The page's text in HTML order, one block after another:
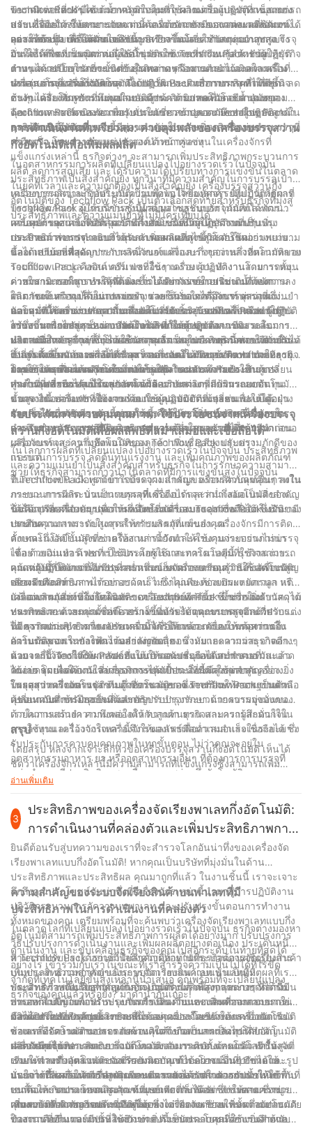
ขนาดสว่านที่ปรับได้ ด้วยการควบคุมที่ใช้งานง่าย ผู้ปฏิบัติงานสามารถ
ปรับเครื่องจักรให้เหมาะกับความต้องการเฉพาะของแต่ละผลิตภัณฑ์ได้
อย่างรวดเร็ว เพื่อให้มั่นใจถึงประสิทธิภาพและความแม่นยำสูงสุด
พารามิเตอร์ต่างๆ เช่น น้ำหนักการบรรจุ ความเร็ว และการหมุนของ
สว่านได้อย่างง่ายดาย นอกจากนี้ เครื่องจักรยังมีจอแสดงผลที่ชัดเจน
และให้ข้อมูล ซึ่งให้ผลตอบรับแบบเรียลไทม์เกี่ยวกับกระบวนการบรรจุ
อินเทอร์เฟซที่เป็นมิตรต่อผู้ใช้นี้ช่วยลดช่วงการเรียนรู้สำหรับผู้ปฏิบัติ
งาน และลดโอกาสที่จะเกิดข้อผิดพลาดหรือการคำนวณผิดพลาดใน
ระหว่างกระบวนการบรรจุ
Techflow Pack มีความภาคภูมิใจในการผลิตเครื่องบรรจุที่แข็งแกร่ง
และเชื่อถือได้ ซึ่งสามารถทนต่อความต้องการของสภาพแวดล้อมทาง
อุตสาหกรรม เครื่องจักรเหล่านี้ถูกสร้างขึ้นโดยใช้วัสดุคุณภาพสูง จึง
มั่นใจได้ถึงความทนทานและอายุการใช้งานที่ยาวนาน ด้วยข้อ
กำหนดการบำรุงรักษาขั้นต่ำ ธุรกิจต่างๆ จึงสามารถไว้วางใจเครื่อง
บรรจุสว่านกึ่งอัตโนมัติของ Techflow Pack เพื่อการผลิตที่ไม่หยุด
ชะงัก เครื่องจักรยังรวมคุณสมบัติด้านความปลอดภัย เช่น ปุ่มหยุด
ฉุกเฉินและการ์ดนิรภัย เพื่อรับประกันความปลอดภัยของผู้ปฏิบัติงาน
และป้องกันอุบัติเหตุ
ความได้เปรียบทางการแข่งขัน:
การใช้เครื่องบรรจุสว่านกึ่งอัตโนมัติจาก Techflow Pack ช่วยให้ธุรกิจ
ต่างๆ ได้เปรียบในการแข่งขันในตลาด ความแม่นยำและความเร็วที่
นำเสนอโดยเครื่องจักรเหล่านี้แปลเป็นประสิทธิภาพการผลิตที่ดีขึ้น ลด
ต้นทุน และเพิ่มความพึงพอใจของลูกค้า ด้วยเทคโนโลยีล้ำสมัยของ
Techflow Pack และความมุ่งมั่นในการสร้างความพึงพอใจของลูกค้า
ธุรกิจต่างๆ จึงสามารถบรรลุความแม่นยำและประสิทธิภาพการบรรจุที่
เหนือกว่า โดยวางตำแหน่งตัวเองนำหน้าคู่แข่ง
เครื่องบรรจุสว่านกึ่งอัตโนมัติได้ปฏิวัติกระบวนการบรรจุ ทำให้ธุรกิจ
ต่างๆ ได้รับโซลูชันที่แม่นยำและมีประสิทธิภาพเพื่อตอบสนองความ
ต้องการการผลิตของพวกเขา ความเชี่ยวชาญของ Techflow Pack ใน
การผลิตเครื่องจักรเหล่านี้มีส่วนสำคัญในการเพิ่มความแม่นยำ
ความเร็ว และความอเนกประสงค์ ด้วยการลงทุนในเครื่องจักรที่
แข็งแกร่งเหล่านี้ ธุรกิจต่างๆ จะสามารถเพิ่มประสิทธิภาพกระบวนการ
ผลิต ลดการสูญเสีย และได้รับความได้เปรียบทางการแข่งขันในตลาด
ในยุคที่เวลาและความถูกต้องเป็นสิ่งสำคัญยิ่ง เครื่องบรรจุสว่านกึ่ง
อัตโนมัติของ Techflow Pack เป็นตัวเลือกสุดท้ายสำหรับธุรกิจที่มุ่งสู่
ประสิทธิภาพและความแม่นยำที่ไม่มีใครเทียบได้
การดำเนินงานที่เพรียวลม: ควบคุมพลังของเครื่องบรรจุสว่าน
กึ่งอัตโนมัติเพื่อเพิ่มผลผลิต
ในอุตสาหกรรมการผลิตที่เปลี่ยนแปลงไปอย่างรวดเร็วในปัจจุบัน
ประสิทธิภาพเป็นสิ่งสำคัญยิ่ง ทุกวินาทีมีความสำคัญในการบรรลุเป้า
หมายการผลิตและรับประกันความพึงพอใจของลูกค้า นั่นเป็นเหตุผลที่
Techflow Pack ผู้ให้บริการชั้นนำด้านโซลูชันบรรจุภัณฑ์ได้พัฒนา
เครื่องบรรจุสว่านกึ่งอัตโนมัติที่ล้ำสมัย ซึ่งช่วยให้ธุรกิจต่างๆ เพิ่ม
ประสิทธิภาพการดำเนินงานและเพิ่มผลผลิตไปสู่ระดับใหม่
เครื่องบรรจุสว่านกึ่งอัตโนมัติเป็นเทคโนโลยีมหัศจรรย์ที่ปฏิวัติวิธีการ
บรรจุผลิตภัณฑ์ อุปกรณ์ขั้นสูงนี้ผสมผสานระบบอัตโนมัติและการ
ควบคุมด้วยตนเองที่ดีที่สุดเข้าด้วยกัน ช่วยให้ผู้ปฏิบัติงานปรับปรุง
กระบวนการบรรจุและบรรลุระดับผลผลิตที่สูงขึ้นโดยใช้ความพยายาม
และเวลาน้อยที่สุด
แกนหลักของเครื่องบรรจุสว่านกึ่งอัตโนมัติมีกลไกสว่านที่เป็น
เอกลักษณ์ ส่วนประกอบที่ได้รับการออกแบบทางวิศวกรรมอย่างแม่นยำ
นี้ออกแบบมาเพื่อจัดการกับผลิตภัณฑ์แห้งและกึ่งของเหลวที่หลากหลาย
รวมถึงผง แกรนูล เพสต์ ครีม และอื่นๆ เครื่องเจาะทำงานโดยการหมุน
ภายในกระบอกสูบ ทำให้วัดและจ่ายผลิตภัณฑ์ในปริมาณที่ต้องการลง
ในภาชนะหรือถุงได้อย่างแม่นยำ ช่วยให้มั่นใจได้ถึงการบรรจุที่แม่นยำ
และสม่ำเสมอ ช่วยลดความเสี่ยงในการบรรจุน้อยเกินไปหรือมากเกิน
ไปซึ่งอาจนำไปสู่การเน่าเสียหรือไม่พอใจของลูกค้า
ข้อได้เปรียบที่สำคัญประการหนึ่งของเครื่องบรรจุสว่านกึ่งอัตโนมัติของ
Techflow Pack คืออินเทอร์เฟซที่ใช้งานง่าย ผู้ปฏิบัติงานสามารถตั้ง
ค่าพารามิเตอร์การบรรจุที่ต้องการได้อย่างง่ายดาย เช่น น้ำหนัก
ผลิตภัณฑ์ ความเร็วในการบรรจุ และขนาดบรรจุภัณฑ์ ผ่านแผง
ควบคุมที่ใช้งานง่าย จากนั้นซอฟต์แวร์อัจฉริยะของเครื่องจะทำให้
กระบวนการบรรจุเป็นแบบอัตโนมัติ ทำให้ผู้ปฏิบัติงานมีอิสระในการ
ทำงานที่สำคัญอื่นๆ ซึ่งช่วยลดความจำเป็นในการตรวจสอบและปรับ
เปลี่ยนด้วยตนเองอย่างต่อเนื่อง ลดความเสี่ยงของข้อผิดพลาดของ
มนุษย์ และเพิ่มผลผลิตโดยรวมให้สูงสุด
ความสามารถในการผลิตที่เพิ่มขึ้นได้รับการขยายเพิ่มเติมด้วยความ
สามารถในการเปลี่ยนแปลงอย่างรวดเร็วของเครื่องบรรจุสว่านกึ่ง
อัตโนมัติ ด้วยการปรับเปลี่ยนและเปลี่ยนชิ้นส่วนเพียงเล็กน้อย ผู้ปฏิบัติ
งานสามารถสลับระหว่างประเภทผลิตภัณฑ์ ขนาดภาชนะ และ
ปริมาณการบรรจุต่างๆ ได้อย่างรวดเร็ว ความยืดหยุ่นนี้ช่วยให้มั่นใจได้
ถึงการตั้งค่าสายการผลิตที่รวดเร็วและลดเวลาหยุดทำงาน ทำให้ธุรกิจ
สามารถตอบสนองความต้องการของตลาดและความต้องการของ
ลูกค้าที่เปลี่ยนแปลงได้อย่างรวดเร็ว
นอกจากนี้ เครื่องบรรจุสว่านกึ่งอัตโนมัติของ Techflow Pack ยังถูก
สร้างขึ้นเพื่อตอบสนองความต้องการที่เข้มงวดของสภาพแวดล้อมการ
ผลิตสมัยใหม่ สร้างขึ้นโดยใช้วัสดุคุณภาพสูงและเทคนิคทางวิศวกรรม
ขั้นสูง เครื่องจักรเหล่านี้ได้รับการออกแบบให้มีความทนทานและอายุ
การใช้งานยาวนาน ทนทานต่อการใช้งานหนัก จึงรับประกันการ
ทำงานที่เชื่อถือได้แม้ในสภาพแวดล้อมการผลิตที่มีปริมาณมาก
นอกจากนี้ เครื่องจักรยังมาพร้อมกับคุณสมบัติต่างๆ เช่น ระบบดูดฝุ่น
และกลไกการทำความสะอาดตัวเอง ทำให้การบำรุงรักษาไม่ยุ่งยาก
และรับประกันการปฏิบัติตามมาตรฐานด้านสุขอนามัยที่เข้มงวด
นอกเหนือจากความสามารถในการผลิตและประสิทธิภาพการดำเนิน
งานที่เพิ่มขึ้นแล้ว เครื่องบรรจุสว่านกึ่งอัตโนมัติของ Techflow Pack
ยังช่วยให้ธุรกิจได้เปรียบในการแข่งขันในตลาด การทำให้
กระบวนการบรรจุเป็นแบบอัตโนมัติ บริษัทต่างๆ สามารถลดต้นทุน
ค่าแรงได้อย่างมาก เนื่องจากต้องใช้ผู้ปฏิบัติงานน้อยลงเพื่อให้ได้
ผลผลิตในระดับเดียวกัน นอกจากนี้ ความสามารถของเครื่องจักรใน
การส่งมอบการบรรจุที่มีคุณภาพสูงและสม่ำเสมอช่วยเพิ่มการนำเสนอ
ผลิตภัณฑ์และความพึงพอใจของลูกค้า เพิ่มชื่อเสียงและความภักดีของ
แบรนด์
โดยสรุป เครื่องบรรจุสว่านกึ่งอัตโนมัติ Techflow Pack เป็นผู้เปลี่ยน
เกมในอุตสาหกรรมบรรจุภัณฑ์ ด้วยความสามารถด้านระบบอัตโนมัติ
ขั้นสูง อินเทอร์เฟซที่ใช้งานง่าย และคุณสมบัติที่เปลี่ยนแปลงได้อย่าง
รวดเร็ว เครื่องจักรเหล่านี้ช่วยให้ธุรกิจต่างๆ เพิ่มประสิทธิภาพการ
ดำเนินงานและบรรลุประสิทธิภาพการผลิตในระดับที่ไม่เคยมีมาก่อน
เครื่องบรรจุสว่านกึ่งอัตโนมัติของ Techflow Pack ปรับปรุง
กระบวนการบรรจุ ลดต้นทุนแรงงาน และเพิ่มคุณภาพของผลิตภัณฑ์
ช่วยให้ธุรกิจสามารถก้าวนำในตลาดที่มีการแข่งขันสูงในปัจจุบัน
รับประกันการควบคุมคุณภาพ: ใช้ประโยชน์จากเครื่องบรรจุ
สว่านกึ่งอัตโนมัติเพื่อผลลัพธ์ที่สม่ำเสมอและเชื่อถือได้
ในโลกการผลิตที่เปลี่ยนแปลงไปอย่างรวดเร็วในปัจจุบัน ประสิทธิภาพ
และความแม่นยำเป็นสิ่งสำคัญสำหรับธุรกิจในการรักษาความสามารถ
ในการแข่งขัน เมื่อพูดถึงการบรรจุผง แกรนูล หรือผลิตภัณฑ์อื่นๆ ลงใน
ภาชนะ การมีกระบวนการบรรจุที่เชื่อถือได้และสม่ำเสมอเป็นสิ่งสำคัญ
นั่นคือจุดที่เครื่องบรรจุสว่านกึ่งอัตโนมัติของ Techflow Pack เข้ามามี
บทบาท
ที่ Techflow Pack เราเข้าใจถึงความสำคัญของการควบคุมคุณภาพใน
กระบวนการผลิต นั่นเป็นเหตุผลที่เครื่องบรรจุสว่านกึ่งอัตโนมัติของเรา
ได้รับการออกแบบมาเพื่อให้ผลลัพธ์ที่สม่ำเสมอและเชื่อถือได้ ซึ่งรับ
ประกันคุณภาพระดับสูงสุดสำหรับผลิตภัณฑ์ของคุณ
ข้อได้เปรียบที่สำคัญประการหนึ่งของเครื่องบรรจุสว่านกึ่งอัตโนมัติของ
เราคือความสามารถในการให้การบรรจุที่แม่นยำ เครื่องจักรมีการติด
ตั้งเทคโนโลยีขั้นสูงที่ช่วยให้สามารถวัดและควบคุมกระบวนการบรรจุ
ได้อย่างแม่นยำ ด้วยการใช้ประโยชน์จากเทคโนโลยีนี้ ธุรกิจสามารถ
คาดหวังน้ำหนักการบรรจุที่สม่ำเสมอ ขจัดการคาดเดา และลดการสูญ
เสียผลิตภัณฑ์
ลักษณะกึ่งอัตโนมัติของเครื่องเหล่านี้ยังทำให้ใช้งานง่ายอย่างไม่น่า
เชื่อ ด้วยอินเทอร์เฟซที่เป็นมิตรต่อผู้ใช้และการควบคุมที่ใช้งานง่าย
แม้แต่ผู้ปฏิบัติงานที่ไม่มีประสบการณ์ก็สามารถเรียนรู้วิธีใช้เครื่องจักร
อย่างมีประสิทธิภาพได้อย่างรวดเร็ว ซึ่งไม่เพียงช่วยประหยัดเวลา แต่
ยังลดความเสี่ยงของข้อผิดพลาดของมนุษย์อีกด้วย ซึ่งช่วยเพิ่ม
ประสิทธิภาพและคุณภาพโดยรวมของกระบวนการบรรจุอีกด้วย
คุณสมบัติที่โดดเด่นอีกประการหนึ่งของเครื่องบรรจุสว่านกึ่งอัตโนมัติ
ของเราคือความสามารถรอบด้าน ไม่ว่าคุณจะต้องเติมผง แกรนูล หรือ
แม้แต่ผลิตภัณฑ์ที่ไม่ไหลอิสระ เครื่องจักรเหล่านี้สามารถรองรับวัสดุได้
หลากหลาย ด้วยการตั้งค่าความเร็วที่ปรับได้และขนาดสว่านที่ปรับแต่ง
ได้ ธุรกิจต่างๆ สามารถปรับเครื่องจักรให้เหมาะกับความต้องการใน
การบรรจุเฉพาะของตนได้อย่างง่ายดาย
เครื่องบรรจุสว่านกึ่งอัตโนมัติของ Techflow Pack ขึ้นชื่อในด้านความ
ทนทานและความน่าเชื่อถือ สร้างขึ้นด้วยวัสดุคุณภาพสูงและวิศวกรรม
ที่มีความแม่นยำ เครื่องจักรเหล่านี้ได้รับการออกแบบให้ทนทานต่อ
ความต้องการในการทำงานอย่างต่อเนื่อง ซึ่งหมายความว่าธุรกิจต่างๆ
สามารถไว้วางใจให้ผลลัพธ์ที่แม่นยำและเชื่อถือได้สม่ำเสมอ วันแล้ว
วันเล่า โดยไม่ต้องกังวลเรื่องการหยุดทำงานที่มีค่าใช้จ่ายสูง
นอกจากประสิทธิภาพและความน่าเชื่อถือแล้ว เครื่องบรรจุสว่านกึ่ง
อัตโนมัติของเรายังให้ความสำคัญกับสุขอนามัยและความสะอาดอีก
ด้วย เครื่องจักรได้รับการออกแบบให้ถอดประกอบและทำความสะอาด
ได้ง่าย ช่วยลดความเสี่ยงของการปนเปื้อน สิ่งนี้มีความสำคัญอย่างยิ่ง
ในอุตสาหกรรมต่างๆ เช่น อาหารและยา ซึ่งการรักษามาตรฐานด้าน
สุขอนามัยที่เข้มงวดเป็นสิ่งสำคัญ
นอกจากนี้ Techflow Pack ยังให้การสนับสนุนหลังการขายที่
ครอบคลุมเพื่อให้แน่ใจว่าธุรกิจจะได้รับประโยชน์สูงสุดจากเครื่อง
บรรจุสว่านกึ่งอัตโนมัติ ทีมผู้เชี่ยวชาญของเราพร้อมให้ความช่วยเหลือ
ด้านเทคนิค การฝึกอบรม และบริการบำรุงรักษา ด้วยความมุ่งมั่นของ
เราในการสร้างความพึงพอใจให้กับลูกค้า ธุรกิจสามารถรู้สึกมั่นใจใน
การลงทุนและไว้วางใจเครื่องจักรของเราเพื่อความสำเร็จในระยะยาว
โดยสรุป เครื่องบรรจุสว่านกึ่งอัตโนมัติของ Techflow Pack เป็นตัว
เปลี่ยนเกมสำหรับธุรกิจที่ต้องการปรับปรุงกระบวนการบรรจุของตน
ด้วยความแม่นยำ ความคล่องตัว ความทนทาน และความสะดวกใน
การใช้งาน เครื่องจักรเหล่านี้จึงให้ผลลัพธ์ที่สม่ำเสมอและเชื่อถือได้ ซึ่ง
รับประกันการควบคุมคุณภาพในทุกขั้นตอน ไม่ว่าคุณจะอยู่ใน
อุตสาหกรรมอาหาร ยา หรืออุตสาหกรรมอื่นๆ ที่ต้องการการบรรจุที่
แม่นยำและมีประสิทธิภาพ เครื่องบรรจุสว่านกึ่งอัตโนมัติของ
Techflow Pack คือโซลูชันที่คุณต้องการเพื่อปลดปล่อยประสิทธิภาพ
ในการดำเนินการผลิตของคุณ
สรุป
โดยสรุป หลังจากเจาะลึกหัวข้อเครื่องบรรจุสว่านกึ่งอัตโนมัติ เห็นได้
ชัดว่าเครื่องจักรเหล่านี้มีความสามารถที่แข็งแกร่งซึ่งสามารถเพิ่ม
ประสิทธิภาพของสายการผลิตใดๆ ได้อย่างมาก ด้วยประสบการณ์ 8 ปี
เปลี่ยนแปลงของเครื่องจักรเหล่านี้ในภาคส่วนต่างๆ ตั้งแต่กลไกการ
บรรจุที่แม่นยำและแม่นยำไปจนถึงความสามารถในการจัดการ
ผลิตภัณฑ์ที่หลากหลาย เครื่องบรรจุสว่านแบบกึ่งอัตโนมัติมอบความ
ยืดหยุ่นและผลผลิตในระดับที่ยากจะเทียบได้ นอกจากนี้ อินเทอร์เฟซที่
เป็นมิตรต่อผู้ใช้และข้อกำหนดการบำรุงรักษาต่ำยังทำให้เป็นการลงทุน
ที่ยอดเยี่ยมสำหรับธุรกิจทุกขนาด ด้วยการเปิดรับความก้าวหน้าทาง
เทคโนโลยีที่เครื่องจักรเหล่านี้นำเสนอ บริษัทต่างๆ จะสามารถปลด
ล็อกประสิทธิภาพในระดับใหม่ ปรับปรุงการดำเนินงาน และบรรลุ
ความสำเร็จในระดับที่สูงขึ้นได้ในที่สุด ดังนั้น ไม่ว่าคุณจะเป็นผู้เล่น
หน้าใหม่ในอุตสาหกรรมหรือบริษัทที่มีชื่อเสียงที่กำลังมองหาโซลูชัน
เชิงนวัตกรรม การคำนึงถึงการบูรณาการเครื่องบรรจุสว่านกึ่งอัตโนมัติ
ถือเป็นการตัดสินใจที่ไม่ควรมองข้าม
อ่านเพิ่มเติม
3
ประสิทธิภาพของเครื่องจัดเรียงพาเลทกึ่งอัตโนมัติ:
การดำเนินงานที่คล่องตัวและเพิ่มประสิทธิภาพการ
ผลิต
ยินดีต้อนรับสู่บทความของเราที่จะสำรวจโลกอันน่าทึ่งของเครื่องจัด
เรียงพาเลทแบบกึ่งอัตโนมัติ! หากคุณเป็นบริษัทที่มุ่งมั่นในด้าน
ประสิทธิภาพและประสิทธิผล คุณมาถูกที่แล้ว ในงานชิ้นนี้ เราจะเจาะ
ลึกถึงคุณประโยชน์อันน่าทึ่งที่เครื่องจักรเหล่านี้นำมาสู่การปฏิบัติงาน
ปฏิวัติกระบวนการจัดวางบนพาเลท และปรับปรุงขั้นตอนการทำงาน
ทั้งหมดของคุณ เตรียมพร้อมที่จะค้นพบว่าเครื่องจัดเรียงพาเลทแบบกึ่ง
อัตโนมัติสามารถเพิ่มประสิทธิภาพการผลิตได้อย่างมาก ปรับปรุงการ
ดำเนินงาน และขับเคลื่อนธุรกิจของคุณไปสู่อีกระดับในท้ายที่สุดได้
อย่างไร เข้าร่วมกับเราในขณะที่เราสำรวจความเป็นไปได้ที่ไร้ขีด
จำกัดที่เทคโนโลยีขั้นสูงเหล่านี้นำเสนอ คุณพร้อมที่จะเปลี่ยนแปลง
ธุรกิจของคุณแล้วหรือยัง? มาดำน้ำกันเถอะ!
ความสำคัญของระบบจัดเรียงสินค้าบนพาเลทที่มี
ประสิทธิภาพในการดำเนินงานที่คล่องตัว
ในตลาดโลกที่เปลี่ยนแปลงไปอย่างรวดเร็วในปัจจุบัน ธุรกิจต่างมองหา
วิธีปรับปรุงการดำเนินงานและเพิ่มผลผลิตอย่างต่อเนื่อง ประเด็นหนึ่งที่
สามารถปรับปรุงได้อย่างมีนัยสำคัญคืออยู่ในกระบวนการจัดเรียงสินค้า
บนพาเลท ความสำคัญของระบบจัดเรียงสินค้าบนพาเลทที่มี
ประสิทธิภาพนั้นไม่สามารถกล่าวเกินจริงได้ เนื่องจากระบบเหล่านี้มี
บทบาทสำคัญในการรับประกันการไหลเวียนของสินค้าจากสายการ
ผลิตไปยังคลังสินค้าอย่างราบรื่น
ที่ Techflow Pack เราเข้าใจถึงความท้าทายที่ธุรกิจต้องเผชิญในการ
เพิ่มประสิทธิภาพการดำเนินการจัดวางบนพาเลท นั่นเป็นเหตุผลที่เรา
พัฒนาเครื่องจัดเรียงพาเลทกึ่งอัตโนมัติคุณภาพสูงกลุ่มต่างๆ ที่ได้รับ
การออกแบบมาเพื่อปรับปรุงการดำเนินงานและเพิ่มความสามารถใน
การผลิต ในบทความนี้ เราจะสำรวจคุณประโยชน์ของเครื่องจัดเรียง
พาเลทกึ่งอัตโนมัติของเรา และเหตุใดจึงถือเป็นการลงทุนที่สำคัญ
สำหรับทุกธุรกิจ
ประสิทธิภาพเป็นสิ่งสำคัญในกระบวนการผลิตใดๆ และการจัดวางบน
พาเลทก็ไม่มีข้อยกเว้น ระบบจัดเรียงสินค้าบนพาเลทที่ออกแบบมาอย่าง
ดีสามารถปรับปรุงประสิทธิภาพได้อย่างมากโดยทำให้กระบวนการ
ซ้อนและรักษาความปลอดภัยของสินค้าบนพาเลทเป็นไปโดยอัตโนมัติ
เครื่องจัดเรียงพาเลทแบบกึ่งอัตโนมัติของเราติดตั้งเทคโนโลยีขั้นสูงที่
ช่วยให้วางตำแหน่งและจัดเรียงผลิตภัณฑ์ได้อย่างแม่นยำ ช่วยให้
มั่นใจได้ถึงความเสถียรสูงสุดและความสามารถในการรับน้ำหนัก
ข้อได้เปรียบที่สำคัญประการหนึ่งของเครื่องจัดเรียงพาเลทกึ่งอัตโนมัติ
ของเราคือความสามารถรอบด้าน พวกเขาสามารถจัดการกับ
ผลิตภัณฑ์ได้หลากหลาย รวมถึงกล่อง ลัง กระเป๋า และดรัม ทำให้
เหมาะสำหรับอุตสาหกรรมที่หลากหลาย ด้วยความเร็วที่ปรับได้และรูป
แบบการเรียงซ้อน เครื่องจัดเรียงพาเลทของเราสามารถปรับให้เข้ากับ
ขนาดและขนาดของผลิตภัณฑ์ที่แตกต่างกันได้อย่างง่ายดาย ซึ่งช่วย
เพิ่มความสามารถรอบด้านอีกด้วย
นอกเหนือจากประสิทธิภาพและความสามารถรอบด้านแล้ว เครื่องจัด
เรียงพาเลทกึ่งอัตโนมัติของเรายังมอบคุณประโยชน์อื่นๆ อีกหลาย
ประการที่ส่งผลให้การดำเนินงานมีความคล่องตัว ตัวอย่างเช่น พวก
เขาต้องการการแทรกแซงจากมนุษย์เพียงเล็กน้อย ซึ่งช่วยลดความ
เสี่ยงของข้อผิดพลาดและอุบัติเหตุ ซึ่งไม่เพียงแต่ช่วยเพิ่มความปลอดภัย
ในสถานที่ทำงานเท่านั้น แต่ยังช่วยประหยัดเวลาและค่าแรงอีกด้วย
นอกจากนี้ เครื่องจัดเรียงพาเลทของเรายังได้รับการออกแบบให้ใช้พื้นที่
บนพื้นให้เกิดประโยชน์สูงสุด ด้วยขนาดที่กะทัดรัด ทำให้สามารถบูรณ
าการเข้ากับสายการผลิตที่มีอยู่ได้อย่างง่ายดาย ช่วยให้ขั้นตอนการ
ทำงานราบรื่นและมีประสิทธิภาพ สิ่งนี้เป็นประโยชน์อย่างยิ่งสำหรับ
คุณสมบัติที่สำคัญอีกประการหนึ่งของเครื่องจัดเรียงพาเลทกึ่งอัตโนมัติ
ของเราคืออินเทอร์เฟซที่ใช้งานง่าย ด้วยการควบคุมที่ใช้งานง่ายและ